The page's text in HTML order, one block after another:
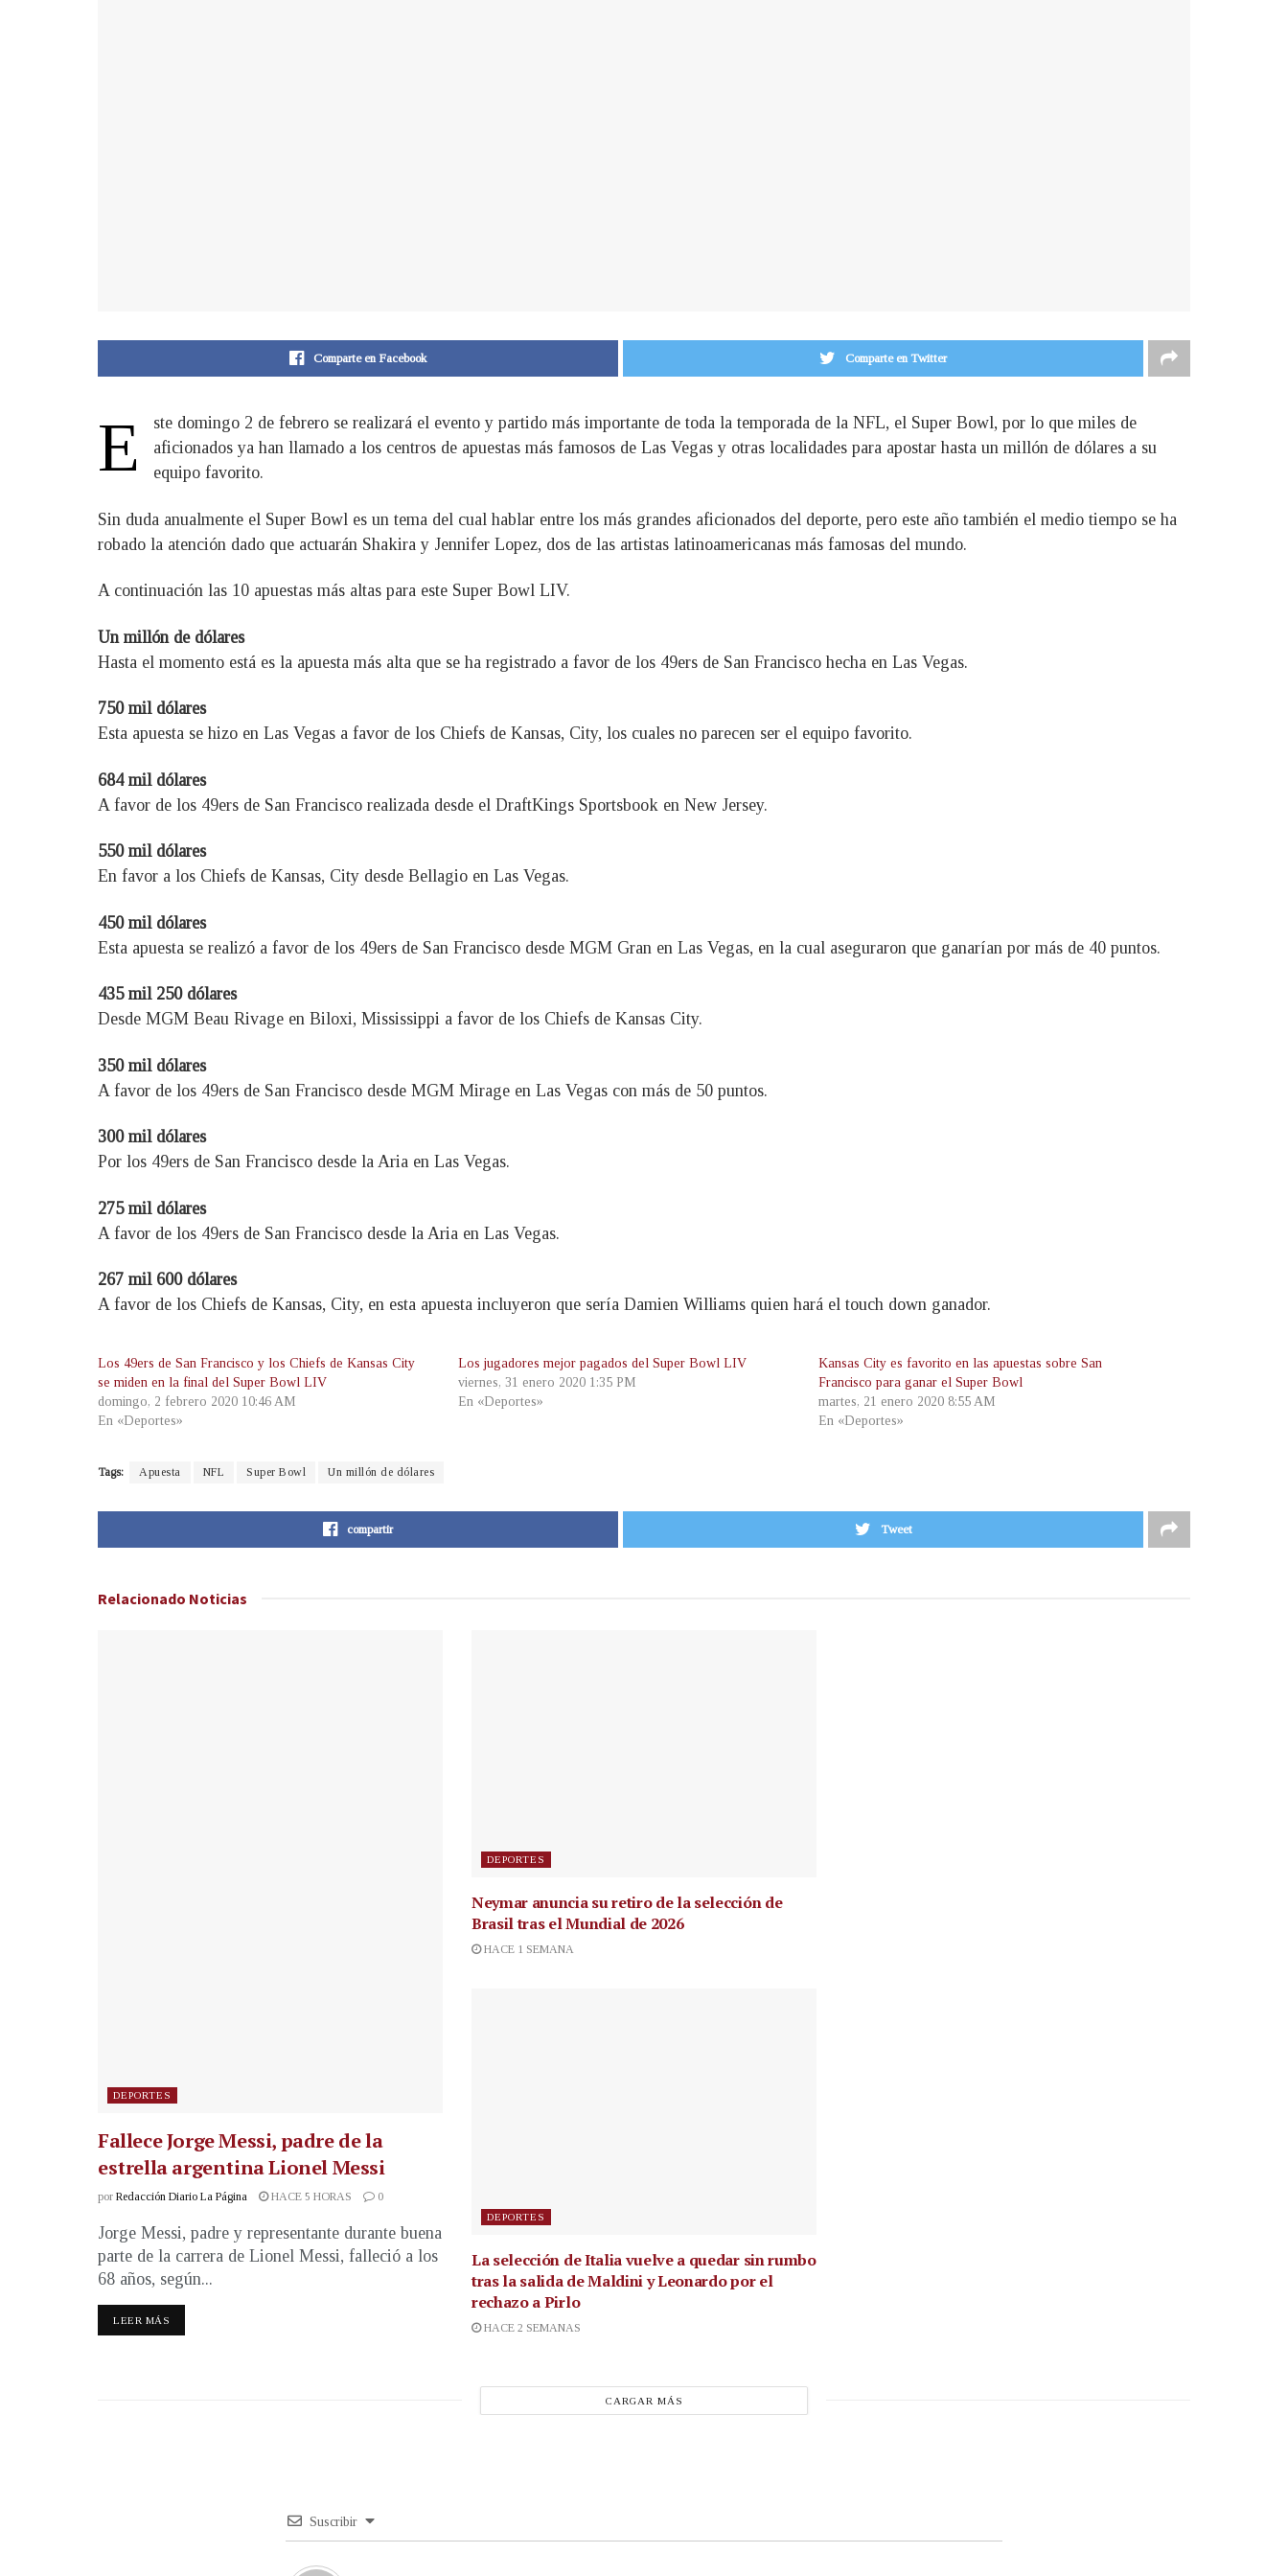
Comparte en Facebook Comparte en Twitter
E
ste domingo 2 de febrero se realizará el evento y partido más importante de toda la temporada de la NFL, el Super Bowl, por lo que miles de
aficionados ya han llamado a los centros de apuestas más famosos de Las Vegas y otras localidades para apostar hasta un millón de dólares a su
equipo favorito.
Sin duda anualmente el Super Bowl es un tema del cual hablar entre los más grandes aficionados del deporte, pero este año también el medio tiempo se ha
robado la atención dado que actuarán Shakira y Jennifer Lopez, dos de las artistas latinoamericanas más famosas del mundo.
A continuación las 10 apuestas más altas para este Super Bowl LIV.
Un millón de dólares
Hasta el momento está es la apuesta más alta que se ha registrado a favor de los 49ers de San Francisco hecha en Las Vegas.
750 mil dólares
Esta apuesta se hizo en Las Vegas a favor de los Chiefs de Kansas, City, los cuales no parecen ser el equipo favorito.
684 mil dólares
A favor de los 49ers de San Francisco realizada desde el DraftKings Sportsbook en New Jersey.
550 mil dólares
En favor a los Chiefs de Kansas, City desde Bellagio en Las Vegas.
450 mil dólares
Esta apuesta se realizó a favor de los 49ers de San Francisco desde MGM Gran en Las Vegas, en la cual aseguraron que ganarían por más de 40 puntos.
435 mil 250 dólares
Desde MGM Beau Rivage en Biloxi, Mississippi a favor de los Chiefs de Kansas City.
350 mil dólares
A favor de los 49ers de San Francisco desde MGM Mirage en Las Vegas con más de 50 puntos.
300 mil dólares
Por los 49ers de San Francisco desde la Aria en Las Vegas.
275 mil dólares
A favor de los 49ers de San Francisco desde la Aria en Las Vegas.
267 mil 600 dólares
A favor de los Chiefs de Kansas, City, en esta apuesta incluyeron que sería Damien Williams quien hará el touch down ganador.
Los 49ers de San Francisco y los Chiefs de Kansas City
se miden en la final del Super Bowl LIV
domingo, 2 febrero 2020 10:46 AM
En «Deportes»
Los jugadores mejor pagados del Super Bowl LIV
viernes, 31 enero 2020 1:35 PM
En «Deportes»
Kansas City es favorito en las apuestas sobre San
Francisco para ganar el Super Bowl
martes, 21 enero 2020 8:55 AM
En «Deportes»
Tags: Apuesta NFL Super Bowl Un millón de dólares
compartir Tweet
Relacionado Noticias
DEPORTES
Fallece Jorge Messi, padre de la
estrella argentina Lionel Messi
por Redacción Diario La Página HACE 5 HORAS 0
Jorge Messi, padre y representante durante buena
parte de la carrera de Lionel Messi, falleció a los
68 años, según...
LEER MÁS
DEPORTES
Neymar anuncia su retiro de la selección de
Brasil tras el Mundial de 2026
HACE 1 SEMANA
DEPORTES
La selección de Italia vuelve a quedar sin rumbo
tras la salida de Maldini y Leonardo por el
rechazo a Pirlo
HACE 2 SEMANAS
CARGAR MÁS
Suscribir